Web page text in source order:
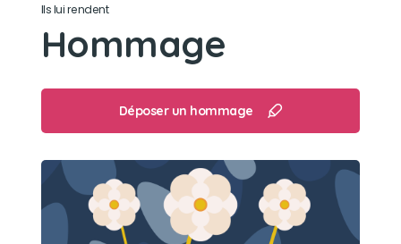
Ils lui rendent
Hommage
Déposer un hommage